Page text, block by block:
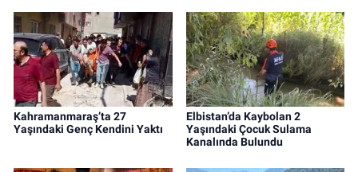
Kahramanmaraş’ta 27
Yaşındaki Genç Kendini Yaktı
Elbistan’da Kaybolan 2
Yaşındaki Çocuk Sulama
Kanalında Bulundu